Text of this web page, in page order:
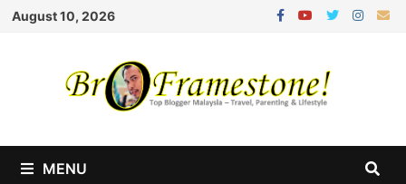
Skip
August 10, 2026
MENU